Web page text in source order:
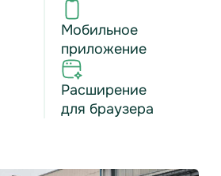
Мобильное
приложение
Расширение
для браузера